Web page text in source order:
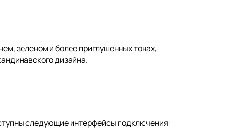
зеленом и более приглушенных тонах,
дизайна.
следующие интерфейсы подключения: